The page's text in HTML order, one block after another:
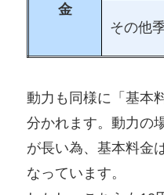
金
その他
動力も同様に「基本
分かれます。動力の
が長い為、基本料金
なっています。